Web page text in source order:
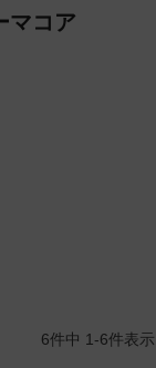
マコア
6件中 1 -6件表示